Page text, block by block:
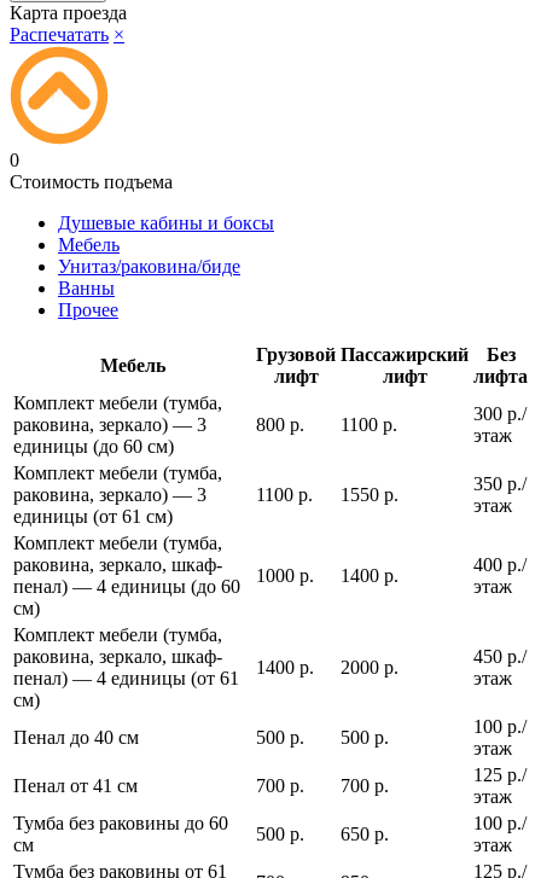
Карта проезда
Распечатать ×
0
Стоимость подъема
Душевые кабины и боксы
Мебель
Унитаз/раковина/биде
Ванны
Прочее
Мебель
Грузовой
лифт
Пассажирский
лифт
Без
лифта
Комплект мебели (тумба,
раковина, зеркало) — 3
единицы (до 60 см)
800 р. 1100 р.
300 р./
этаж
Комплект мебели (тумба,
раковина, зеркало) — 3
единицы (от 61 см)
1100 р. 1550 р.
350 р./
этаж
Комплект мебели (тумба,
раковина, зеркало, шкаф-
пенал) — 4 единицы (до 60
см)
1000 р. 1400 р.
400 р./
этаж
Комплект мебели (тумба,
раковина, зеркало, шкаф-
пенал) — 4 единицы (от 61
см)
1400 р. 2000 р.
450 р./
этаж
Пенал до 40 см 500 р. 500 р.
100 р./
этаж
Пенал от 41 см
700 р. 700 р.
125 р./
этаж
Тумба без раковины до 60
см
500 р. 650 р.
100 р./
этаж
Тумба без раковины от 61
125 р./